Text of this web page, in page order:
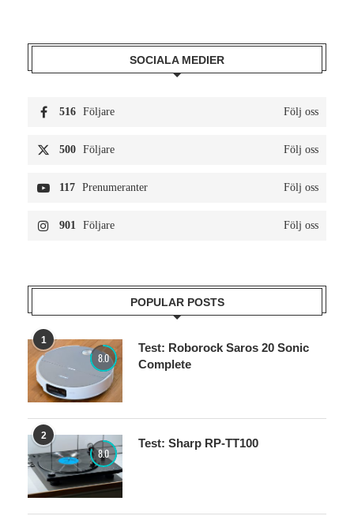
SOCIALA MEDIER
516 Följare Följ oss
500 Följare Följ oss
117 Prenumeranter Följ oss
901 Följare Följ oss
POPULAR POSTS
1
8.0
Test: Roborock Saros 20 Sonic
Complete
2
8.0
Test: Sharp RP-TT100